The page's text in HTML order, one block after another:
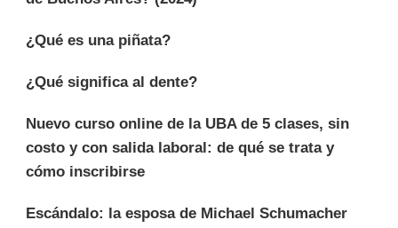
¿Qué es una piñata?
¿Qué significa al dente?
Nuevo curso online de la UBA de 5 clases, sin
costo y con salida laboral: de qué se trata y
cómo inscribirse
Escándalo: la esposa de Michael Schumacher